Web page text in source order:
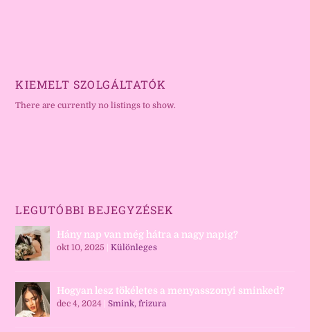
KIEMELT SZOLGÁLTATÓK
There are currently no listings to show.
LEGUTÓBBI BEJEGYZÉSEK
Hány nap van még hátra a nagy napig?
okt 10, 2025 |Különleges
Hogyan lesz tökéletes a menyasszonyi sminked?
dec 4, 2024 |Smink, frizura